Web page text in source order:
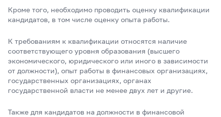
Кроме того, необходимо проводить оценку квалификации
кандидатов, в том числе оценку опыта работы.
К требованиям к квалификации относятся наличие
соответствующего уровня образования (высшего
экономического, юридического или иного в зависимости
от должности), опыт работы в финансовых организациях,
государственных организациях, органах
государственной власти не менее двух лет и другие.
Также для кандидатов на должности в финансовой